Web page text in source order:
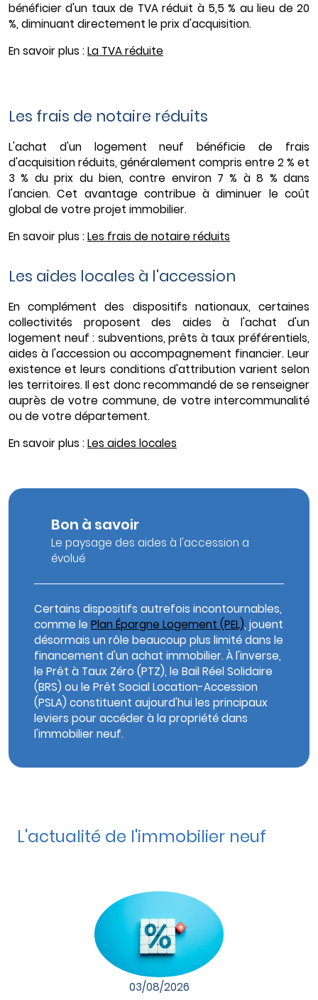
bénéficier d'un taux de TVA réduit à 5,5 % au lieu de 20
%, diminuant directement le prix d'acquisition.
En savoir plus :La TVA réduite
Les frais de notaire réduits
L'achat d'un logement neuf bénéficie de frais
d'acquisition réduits, généralement compris entre 2 % et
3 % du prix du bien, contre environ 7 % à 8 % dans
l'ancien. Cet avantage contribue à diminuer le coût
global de votre projet immobilier.
En savoir plus :Les frais de notaire réduits
Les aides locales à l'accession
En complément des dispositifs nationaux, certaines
collectivités proposent des aides à l'achat d'un
logement neuf : subventions, prêts à taux préférentiels,
aides à l'accession ou accompagnement financier. Leur
existence et leurs conditions d'attribution varient selon
les territoires. Il est donc recommandé de se renseigner
auprès de votre commune, de votre intercommunalité
ou de votre département.
En savoir plus :Les aides locales
Bon à savoir
Le paysage des aides à l'accession a
évolué
Certains dispositifs autrefois incontournables,
comme le Plan Épargne Logement (PEL), jouent
désormais un rôle beaucoup plus limité dans le
financement d'un achat immobilier. À l'inverse,
le Prêt à Taux Zéro (PTZ), le Bail Réel Solidaire
(BRS) ou le Prêt Social Location-Accession
(PSLA) constituent aujourd'hui les principaux
leviers pour accéder à la propriété dans
l'immobilier neuf.
L'actualité de l'immobilier neuf
03/08/2026